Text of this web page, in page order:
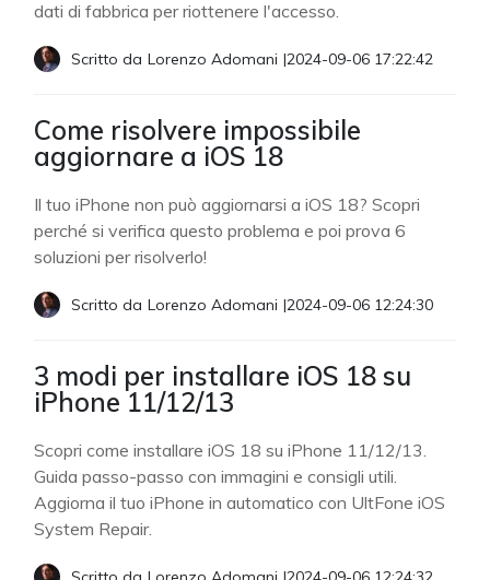
dati di fabbrica per riottenere l'accesso.
Scritto da Lorenzo Adomani |2024-09-06 17:22:42
Come risolvere impossibile
aggiornare a iOS 18
Il tuo iPhone non può aggiornarsi a iOS 18? Scopri
perché si verifica questo problema e poi prova 6
soluzioni per risolverlo!
Scritto da Lorenzo Adomani |2024-09-06 12:24:30
3 modi per installare iOS 18 su
iPhone 11/12/13
Scopri come installare iOS 18 su iPhone 11/12/13.
Guida passo-passo con immagini e consigli utili.
Aggiorna il tuo iPhone in automatico con UltFone iOS
System Repair.